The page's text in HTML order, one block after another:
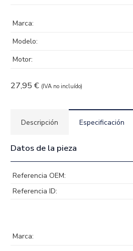
27,95 € (IVA no incluído)
Marca:
Modelo:
Motor:
Descripción Especificación
Datos de la pieza
Referencia OEM:
Referencia ID:
Marca: